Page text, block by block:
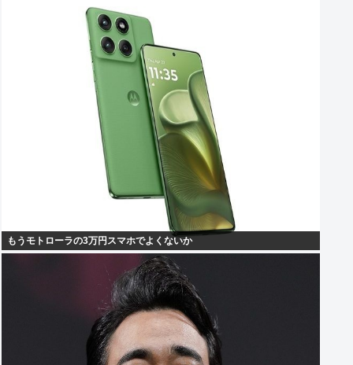
もうモトローラの3万円スマホでよくないか